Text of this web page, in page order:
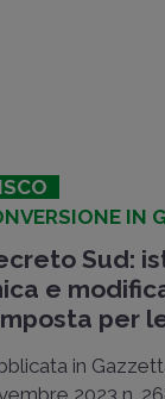
IN
Sud:
e
per
in
2023 n.